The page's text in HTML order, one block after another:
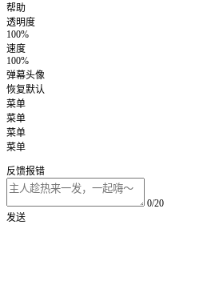
帮助
透明度
100%
速度
100%
弹幕头像
恢复默认
菜单
菜单
菜单
菜单
反馈报错
0/20
发送